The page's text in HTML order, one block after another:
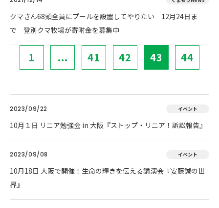
クマさん68頭全員にプールを設置してやりたい 12月24日ま
で 登別クマ牧場が寄附金を募集中
1 ... 41 42 43 44
2023/09/22 イベント
10月１日 リニア勉強会 in 大阪『ストップ・リニア！訴訟報告』
2023/09/08 イベント
10月18日 大阪で開催！生命の輝きを伝える講演会『安藤誠の世
界』